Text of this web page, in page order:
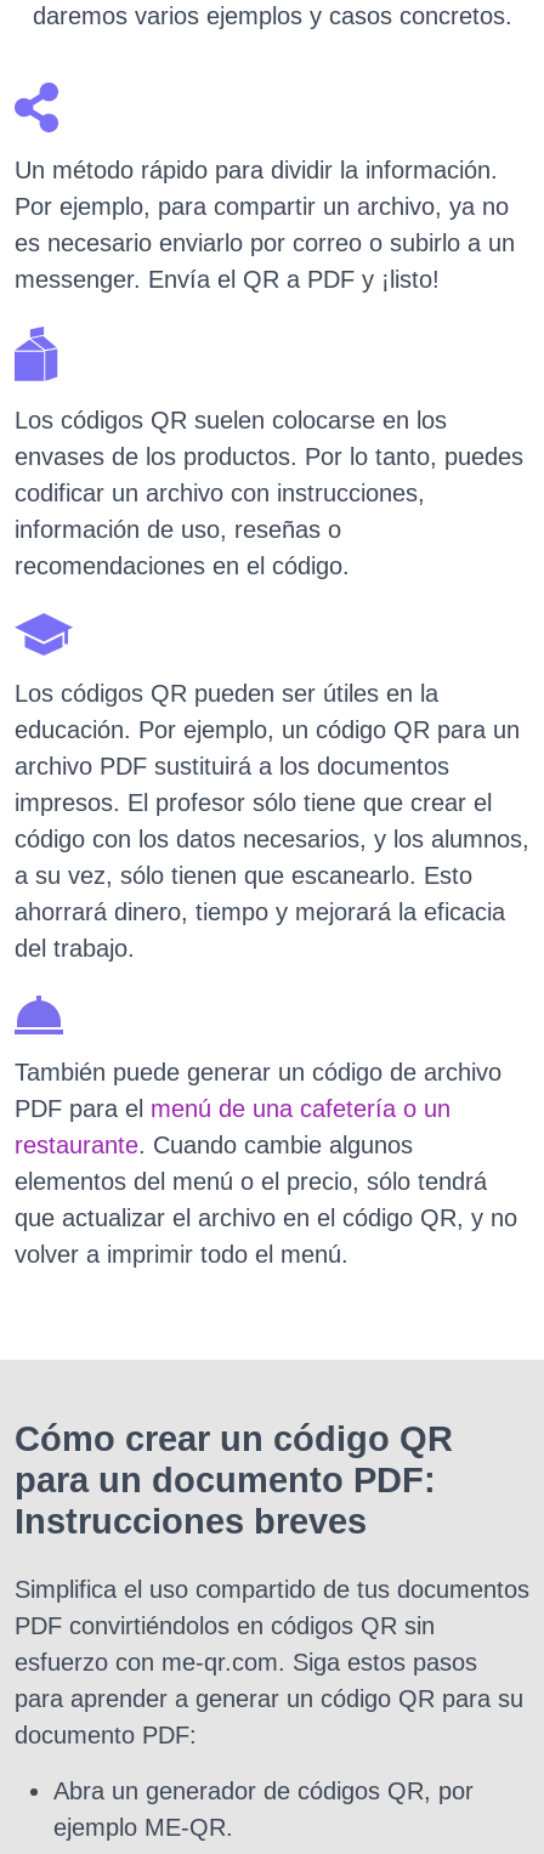
daremos varios ejemplos y casos concretos.
Un método rápido para dividir la información.
Por ejemplo, para compartir un archivo, ya no
es necesario enviarlo por correo o subirlo a un
messenger. Envía el QR a PDF y ¡listo!
Los códigos QR suelen colocarse en los
envases de los productos. Por lo tanto, puedes
codificar un archivo con instrucciones,
información de uso, reseñas o
recomendaciones en el código.
Los códigos QR pueden ser útiles en la
educación. Por ejemplo, un código QR para un
archivo PDF sustituirá a los documentos
impresos. El profesor sólo tiene que crear el
código con los datos necesarios, y los alumnos,
a su vez, sólo tienen que escanearlo. Esto
ahorrará dinero, tiempo y mejorará la eficacia
del trabajo.
También puede generar un código de archivo
PDF para el menú de una cafetería o un
restaurante. Cuando cambie algunos
elementos del menú o el precio, sólo tendrá
que actualizar el archivo en el código QR, y no
volver a imprimir todo el menú.
Cómo crear un código QR
para un documento PDF:
Instrucciones breves
Simplifica el uso compartido de tus documentos
PDF convirtiéndolos en códigos QR sin
esfuerzo con me-qr.com. Siga estos pasos
para aprender a generar un código QR para su
documento PDF:
Abra un generador de códigos QR, por
ejemplo ME-QR.